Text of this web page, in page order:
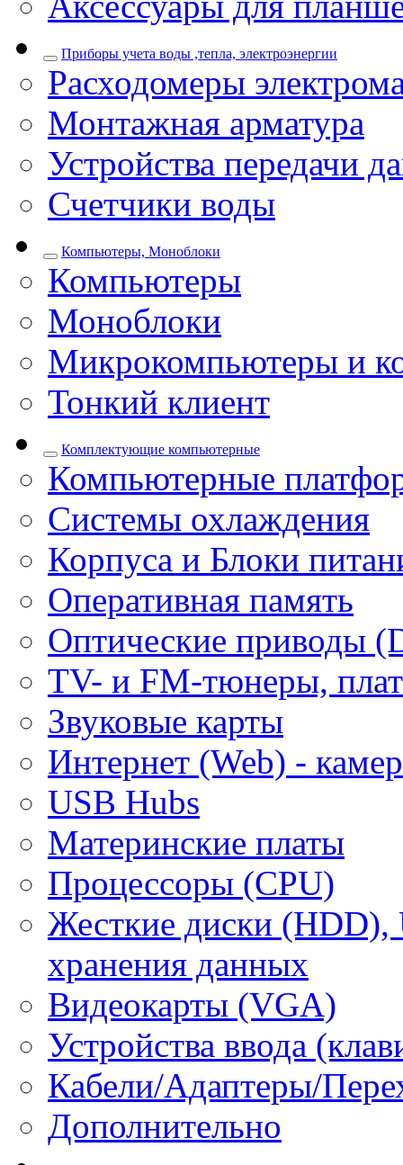
Приборы учета воды ,тепла, электроэнергии
Расходомеры
Монтажная арматура
Устройства передачи
Счетчики воды
Компьютеры, Моноблоки
Компьютеры
Моноблоки
Микрокомпьютеры и
Тонкий клиент
Комплектующие компьютерные
Компьютерные
Системы охлаждения
Корпуса и Блоки
Оперативная память
Оптические приводы
ТV- и FM-тюнеры,
Звуковые карты
Интернет (Web) -
USB Hubs
Материнские платы
Процессоры (CPU)
Жесткие диски (HDD),
хранения данных
Видеокарты (VGA)
Устройства ввода
Кабели/Адаптеры/
Дополнительно